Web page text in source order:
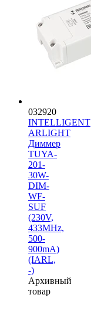
032920
INTELLIGENT
ARLIGHT
Диммер
TUYA-
201-
30W-
DIM-
WF-
SUF
(230V,
433MHz,
500-
900mA)
(IARL,
-)
Архивный
товар